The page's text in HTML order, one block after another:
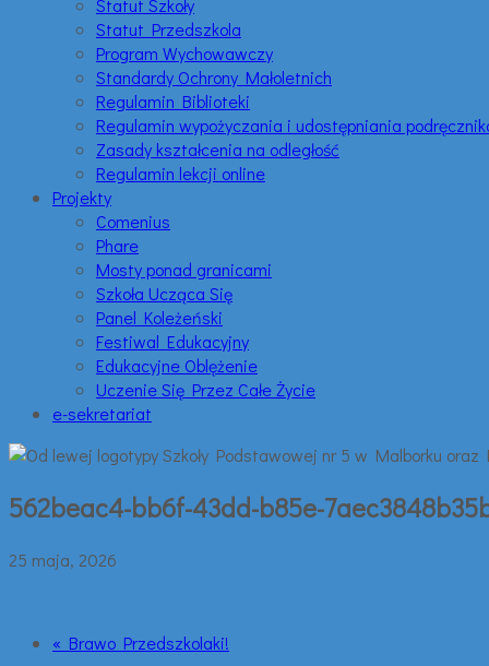
Statut Szkoły
Statut Przedszkola
Program Wychowawczy
Standardy Ochrony Małoletnich
Regulamin Biblioteki
Regulamin wypożyczania i udostępniania
Zasady kształcenia na odległość
Regulamin lekcji online
Projekty
Comenius
Phare
Mosty ponad granicami
Szkoła Ucząca Się
Panel Koleżeński
Festiwal Edukacyjny
Edukacyjne Oblężenie
Uczenie Się Przez Całe Życie
e-sekretariat
562beac4-bb6f-43dd-b85e-
25 maja, 2026
« Brawo Przedszkolaki!